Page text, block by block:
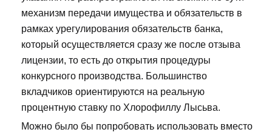
механизм передачи имущества и обязательств в
рамках урегулирования обязательств банка,
который осуществляется сразу же после отзыва
лицензии, то есть до открытия процедуры
конкурсного производства. Большинство
вкладчиков ориентируются на реальную
процентную ставку по Хлорофиллу Лысьва.
Можно было бы попробовать использовать вместо